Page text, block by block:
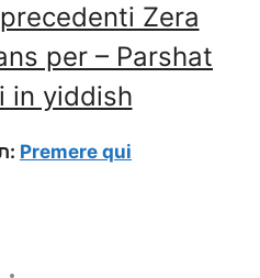
Zera
per – Parshat
in yiddish
Anno תשע”ז: Premere qui